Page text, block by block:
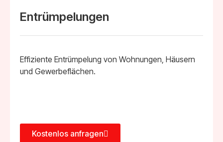
Entrümpelungen
Effiziente Entrümpelung von Wohnungen, Häusern
und Gewerbeflächen.
Kostenlos anfragen